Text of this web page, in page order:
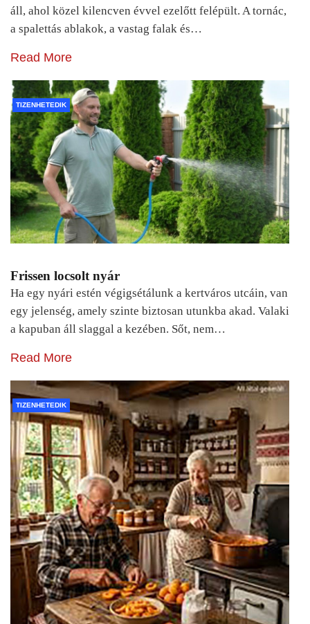
áll, ahol közel kilencven évvel ezelőtt felépült. A tornác,
a spalettás ablakok, a vastag falak és…
Read More
TIZENHETEDIK
Frissen locsolt nyár
Ha egy nyári estén végigsétálunk a kertváros utcáin, van
egy jelenség, amely szinte biztosan utunkba akad. Valaki
a kapuban áll slaggal a kezében. Sőt, nem…
Read More
TIZENHETEDIK